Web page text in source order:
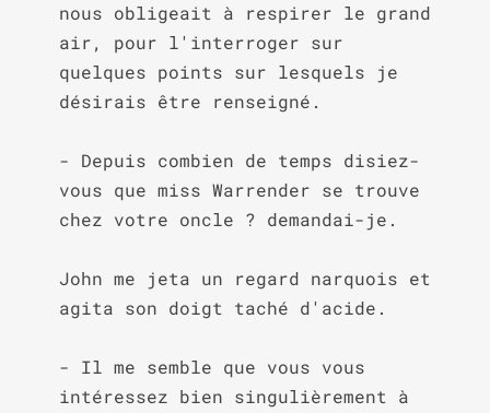
nous obligeait à respirer le grand
air, pour l'interroger sur
quelques points sur lesquels je
désirais être renseigné.
- Depuis combien de temps disiez-
vous que miss Warrender se trouve
chez votre oncle ? demandai-je.
John me jeta un regard narquois et
agita son doigt taché d'acide.
- Il me semble que vous vous
intéressez bien singulièrement à